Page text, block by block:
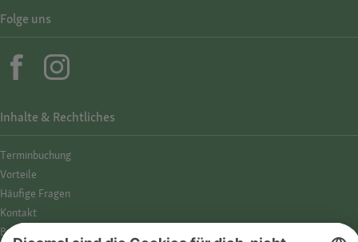
Inhalte & Rechtliches
Termin­buchung
Vorteile
Häufige Fragen
Kontakt
Barrierefreiheit
Folge uns